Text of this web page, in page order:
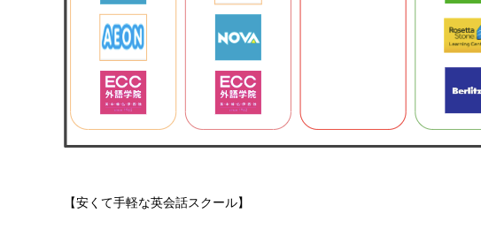
【安くて手軽な英会話スクール】